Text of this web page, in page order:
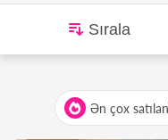
Sırala
Ən çox